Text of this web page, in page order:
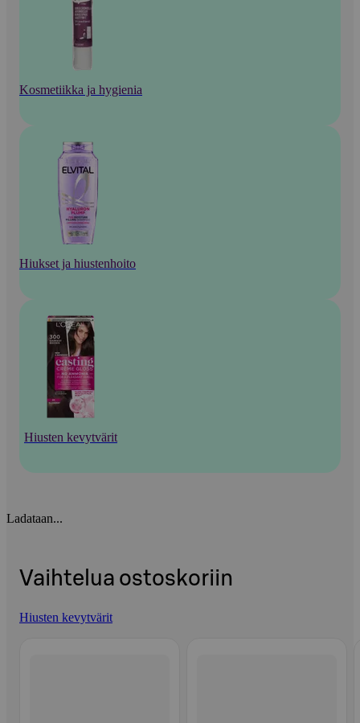
Kosmetiikka ja hygienia
Hiukset ja hiustenhoito
Hiusten kevytvärit
Ladataan...
Vaihtelua ostoskoriin
Hiusten kevytvärit